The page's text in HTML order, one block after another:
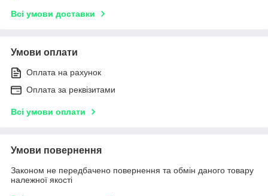
Всі умови доставки
Умови оплати
Оплата на рахунок
Оплата за реквізитами
Всі умови оплати
Умови повернення
Законом не передбачено повернення та обмін даного товару
належної якості